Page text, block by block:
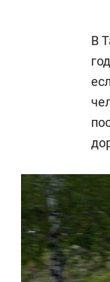
В
создают
комфорта